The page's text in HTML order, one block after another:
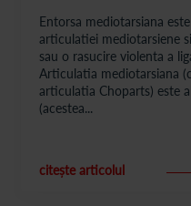
Entorsa mediotarsiana
articulatiei mediotarsiene
sau o rasucire violenta a
Articulatia mediotarsiana
articulatia Choparts) este
(acestea...
citește articolul